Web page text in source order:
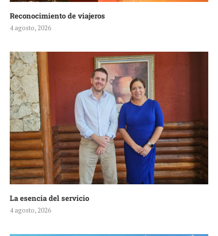
Reconocimiento de viajeros
4 agosto, 2026
La esencia del servicio
4 agosto, 2026